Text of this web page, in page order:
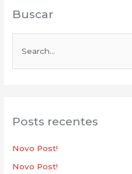
Buscar
e
u
s
a
Posts recentes
Novo Post!
Novo Post!